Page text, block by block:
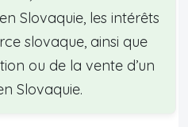
Slovaquie, les intérêts
slovaque, ainsi que
ou de la vente d’un
Slovaquie.